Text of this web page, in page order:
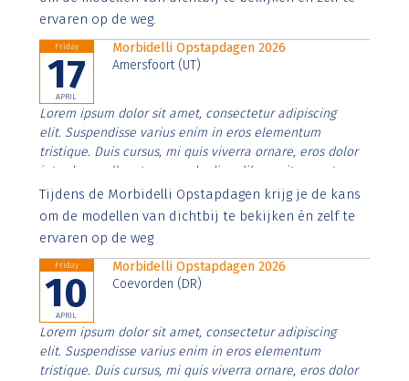
ervaren op de weg.
Friday
17
APRIL
Morbidelli Opstapdagen 2026
Amersfoort (UT)
Lorem ipsum dolor sit amet, consectetur adipiscing
elit. Suspendisse varius enim in eros elementum
tristique. Duis cursus, mi quis viverra ornare, eros dolor
interdum nulla, ut commodo diam libero vitae erat.
Aenean faucibus nibh et justo cursus id rutrum lorem
imperdiet. Nunc ut sem vitae risus tristique posuere.
Tijdens de Morbidelli Opstapdagen krijg je de kans
om de modellen van dichtbij te bekijken én zelf te
ervaren op de weg
Friday
10
APRIL
Morbidelli Opstapdagen 2026
Coevorden (DR)
Lorem ipsum dolor sit amet, consectetur adipiscing
elit. Suspendisse varius enim in eros elementum
tristique. Duis cursus, mi quis viverra ornare, eros dolor